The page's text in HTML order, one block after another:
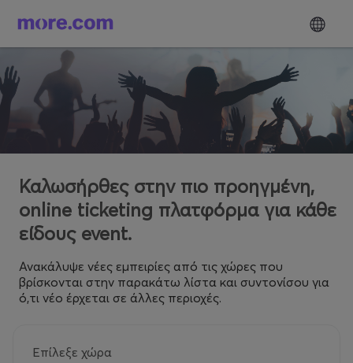
Καλωσήρθες στην πιο προηγμένη,
online ticketing πλατφόρμα για κάθε
είδους event.
Ανακάλυψε νέες εμπειρίες από τις χώρες που
βρίσκονται στην παρακάτω λίστα και συντονίσου για
ό,τι νέο έρχεται σε άλλες περιοχές.
Επίλεξε χώρα